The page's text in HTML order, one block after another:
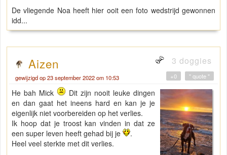
De vliegende Noa heeft hier ooit een foto wedstrijd gewonnen
idd...
Aizen 3 doggies
gewijzigd op 23 september 2022 om 10:53 " quote "
+0
He bah Mick
Dit zijn nooit leuke dingen
en dan gaat het ineens hard en kan je je
eigenlijk niet voorbereiden op het verlies.
Ik hoop dat je troost kan vinden in dat ze
een super leven heeft gehad bij je
.
Heel veel sterkte met dit verlies.